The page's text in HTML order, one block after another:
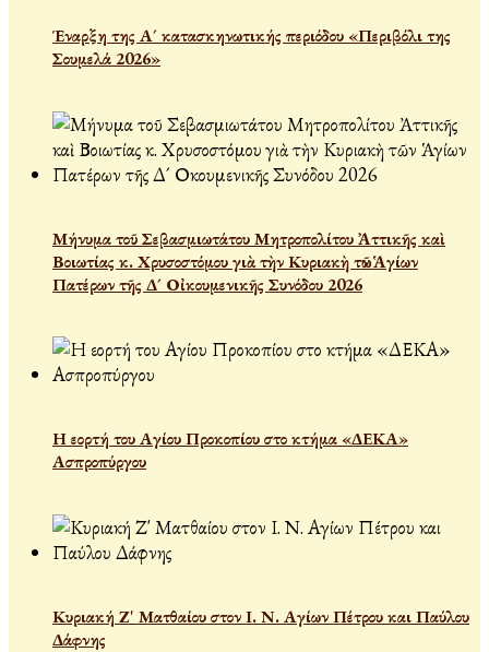
Έναρξη της Α´ κατασκηνωτικής περιόδου «Περιβόλι της
Σουμελά 2026»
Μήνυμα τοῦ Σεβασμιωτάτου Μητροπολίτου Ἀττικῆς καὶ
Βοιωτίας κ. Χρυσοστόμου γιὰ τὴν Κυριακὴ τῶν Ἁγίων
Πατέρων τῆς Δ´ Οἰκουμενικῆς Συνόδου 2026
Η εορτή του Αγίου Προκοπίου στο κτήμα «ΔΕΚΑ»
Ασπροπύργου
Κυριακή Ζ' Ματθαίου στον Ι. Ν. Αγίων Πέτρου και Παύλου
Δάφνης